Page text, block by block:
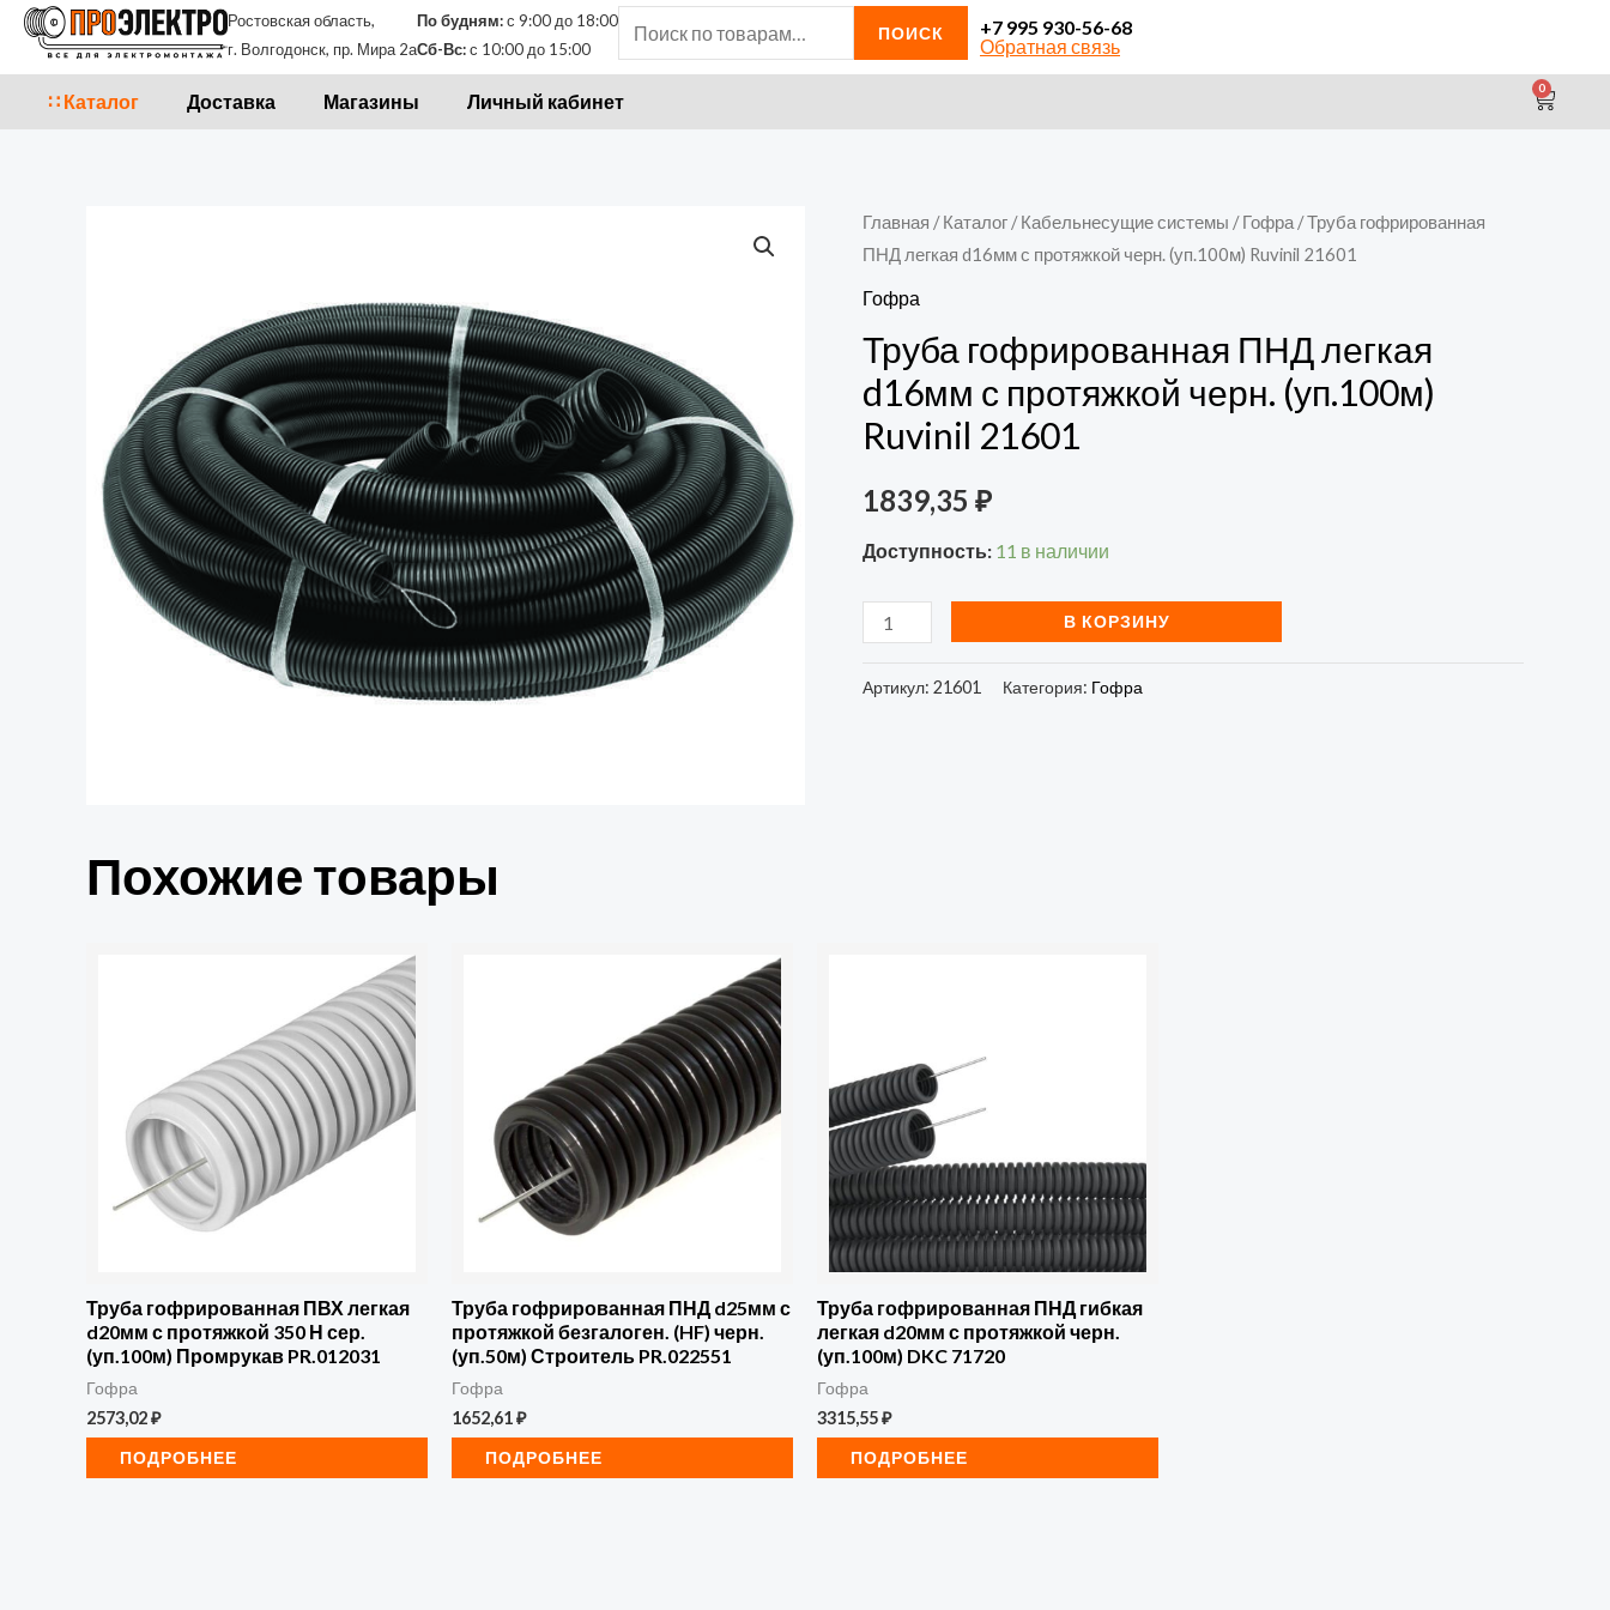
Перейти
Ростовская область,
г. Волгодонск, пр. Мира 2а
По будням:с 9:00 до 18:00
Сб-Вс:с 10:00 до 15:00
Искать: ПОИСК
+7 995 930-56-68
Обратная связь
∷ Каталог Доставка Магазины Личный кабинет
0
Главная /Каталог /Кабельнесущие системы /Гофра / Труба гофрированная
ПНД легкая d16мм с протяжкой черн. (уп.100м) Ruvinil 21601
Гофра
Труба гофрированная ПНД легкая
d16мм с протяжкой черн. (уп.100м)
Ruvinil 21601
1839,35 ₽
Доступность: 11 в наличии
Количество
товара
Труба
ПНД
легкая
d16мм
протяжкой
(уп.100м)
Ruvinil
21601
В КОРЗИНУ
Артикул: 21601 Категория: Гофра
Похожие товары
Труба гофрированная ПВХ легкая
d20мм с протяжкой 350 Н сер.
(уп.100м) Промрукав PR.012031
Гофра
2573,02₽
ПОДРОБНЕЕ
Труба гофрированная ПНД d25мм с
протяжкой безгалоген. (HF) черн.
(уп.50м) Строитель PR.022551
Гофра
1652,61₽
ПОДРОБНЕЕ
Труба гофрированная ПНД гибкая
легкая d20мм с протяжкой черн.
(уп.100м) DKC 71720
Гофра
3315,55₽
ПОДРОБНЕЕ